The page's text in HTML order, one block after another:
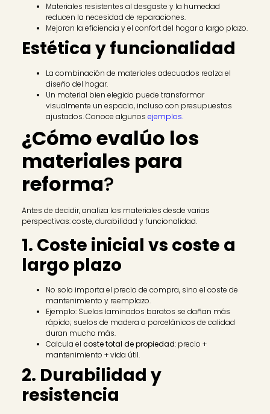
Materiales resistentes al desgaste y la humedad
reducen la necesidad de reparaciones.
Mejoran la eficiencia y el confort del hogar a largo plazo.
Estética y funcionalidad
La combinación de materiales adecuados realza el
diseño del hogar.
Un material bien elegido puede transformar
visualmente un espacio, incluso con presupuestos
ajustados. Conoce algunos ejemplos.
¿Cómo evalúo los
materiales para
reforma?
Antes de decidir, analiza los materiales desde varias
perspectivas: coste, durabilidad y funcionalidad.
1. Coste inicial vs coste a
largo plazo
No solo importa el precio de compra, sino el coste de
mantenimiento y reemplazo.
Ejemplo: Suelos laminados baratos se dañan más
rápido; suelos de madera o porcelánicos de calidad
duran mucho más.
Calcula el coste total de propiedad: precio +
mantenimiento + vida útil.
2. Durabilidad y
resistencia